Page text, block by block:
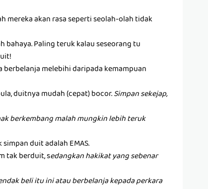
mereka akan rasa seperti seolah-olah tidak
Paling teruk kalau seseorang tu
melebihi daripada kemampuan
duitnya mudah (cepat) bocor.Simpan sekejap,
berkembang malah mungkin lebih teruk
duit adalah EMAS.
tak berduit, sedangkan hakikat yang sebenar
beli itu ini atau berbelanja kepada perkara